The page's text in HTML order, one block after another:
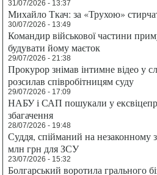
31/07/2026 - 13:37
Михайло Ткач: за «Трухою»
30/07/2026 - 13:49
Командир військової частини
будувати йому маєток
29/07/2026 - 21:38
Прокурор знімав інтимне відео у
розсилав співробітницям суду
29/07/2026 - 17:09
НАБУ і САП пошукали у
збагачення
28/07/2026 - 19:48
Суддя, спійманий на незаконному
млн грн для ЗСУ
23/07/2026 - 15:32
Болгарський воротила грального